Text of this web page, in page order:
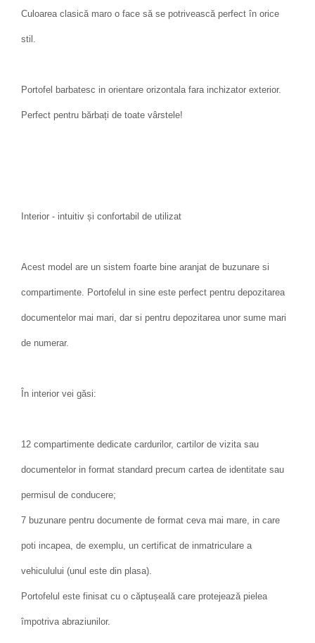
Culoarea clasică maro o face să se potrivească perfect în orice
stil.
Portofel barbatesc in orientare orizontala fara inchizator exterior.
Perfect pentru bărbați de toate vârstele!
Interior - intuitiv și confortabil de utilizat
Acest model are un sistem foarte bine aranjat de buzunare si
compartimente. Portofelul in sine este perfect pentru depozitarea
documentelor mai mari, dar si pentru depozitarea unor sume mari
de numerar.
În interior vei găsi:
12 compartimente dedicate cardurilor, cartilor de vizita sau
documentelor in format standard precum cartea de identitate sau
permisul de conducere;
7 buzunare pentru documente de format ceva mai mare, in care
poti incapea, de exemplu, un certificat de inmatriculare a
vehiculului (unul este din plasa).
Portofelul este finisat cu o căptușeală care protejează pielea
împotriva abraziunilor.